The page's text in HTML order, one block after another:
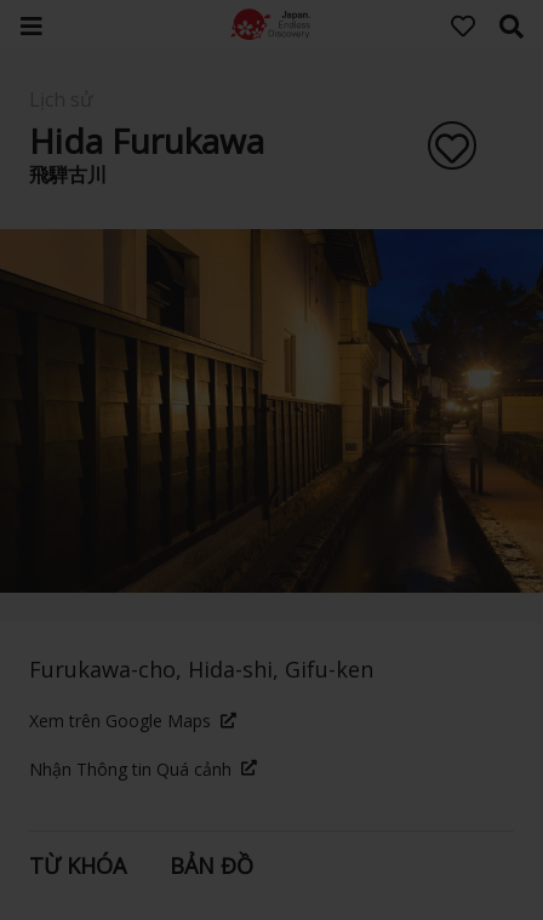
Hida Furukawa
飛騨古川
Furukawa-cho, Hida-shi, Gifu-ken
Xem trên Google Maps
Nhận Thông tin Quá cảnh
TỪ KHÓA BẢN ĐỒ